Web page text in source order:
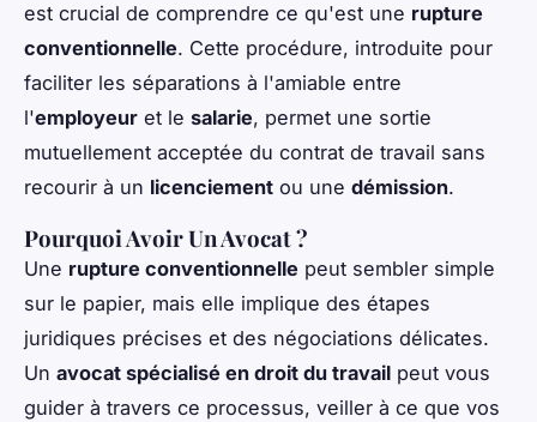
est crucial de comprendre ce qu'est une rupture
conventionnelle. Cette procédure, introduite pour
faciliter les séparations à l'amiable entre
l'employeur et le salarie, permet une sortie
mutuellement acceptée du contrat de travail sans
recourir à un licenciement ou une démission.
Pourquoi Avoir Un Avocat ?
Une rupture conventionnelle peut sembler simple
sur le papier, mais elle implique des étapes
juridiques précises et des négociations délicates.
Un avocat spécialisé en droit du travail peut vous
guider à travers ce processus, veiller à ce que vos